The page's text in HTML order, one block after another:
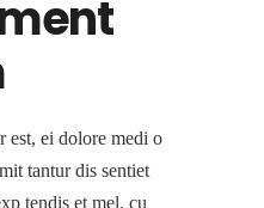
est, ei dolore medi o
tantur dis sentiet
tendis et mel, cu